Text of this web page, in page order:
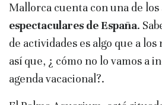
Mallorca cuenta con una de los
espectaculares de España.
de actividades es algo que a
así que, ¿ cómo no lo vamos a
agenda vacacional?.